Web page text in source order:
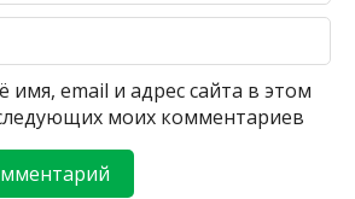
имя, email и адрес сайта в этом
моих комментариев